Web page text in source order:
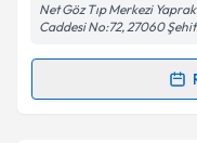
Kişisel
'ni
kapsamda
Net Göz Tıp Merkezi
Caddesi No:72, 27060
Randevu